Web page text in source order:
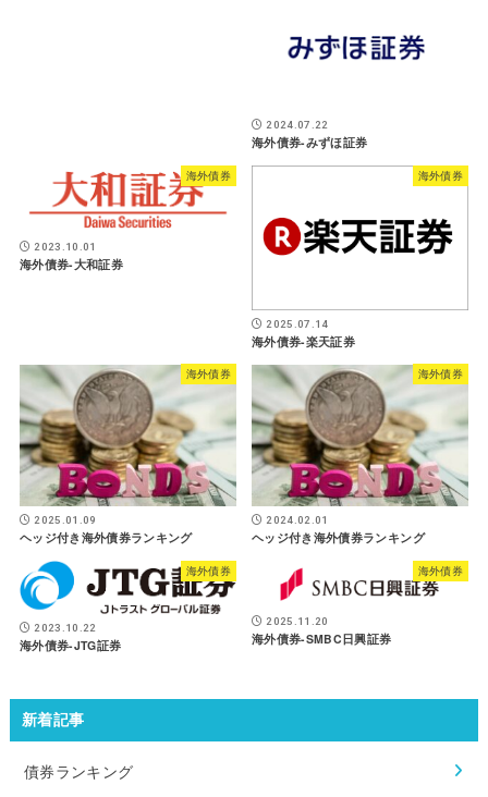
2024.07.22
海外債券-みずほ証券
海外債券
2023.10.01
海外債券-大和証券
海外債券
2025.07.14
海外債券-楽天証券
海外債券
2025.01.09
ヘッジ付き海外債券ランキング
海外債券
2024.02.01
ヘッジ付き海外債券ランキング
海外債券
2023.10.22
海外債券-JTG証券
海外債券
2025.11.20
海外債券-SMBC日興証券
新着記事
債券ランキング